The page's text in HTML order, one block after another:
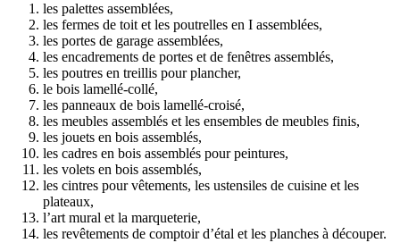
les palettes assemblées,
les fermes de toit et les poutrelles en I assemblées,
les portes de garage assemblées,
les encadrements de portes et de fenêtres assemblés,
les poutres en treillis pour plancher,
le bois lamellé-collé,
les panneaux de bois lamellé-croisé,
les meubles assemblés et les ensembles de meubles finis,
les jouets en bois assemblés,
les cadres en bois assemblés pour peintures,
les volets en bois assemblés,
les cintres pour vêtements, les ustensiles de cuisine et les
plateaux,
l’art mural et la marqueterie,
les revêtements de comptoir d’étal et les planches à découper.